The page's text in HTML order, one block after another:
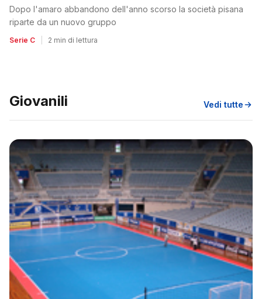
Dopo l'amaro abbandono dell'anno scorso la società pisana
riparte da un nuovo gruppo
Serie C 2 min di lettura
Giovanili Vedi tutte